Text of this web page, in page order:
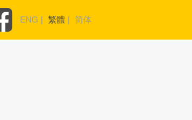
ENG | 繁體 | 简体